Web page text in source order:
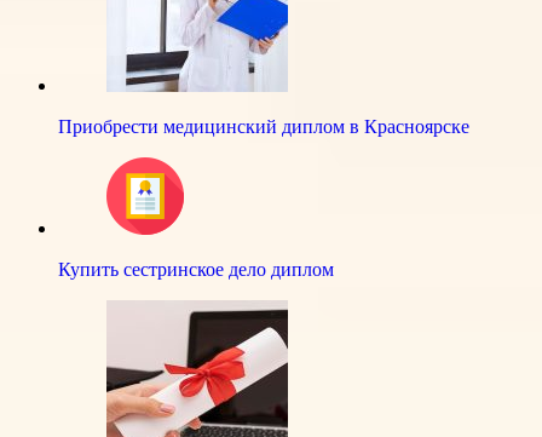
Приобрести медицинский диплом в Красноярске
Купить сестринское дело диплом